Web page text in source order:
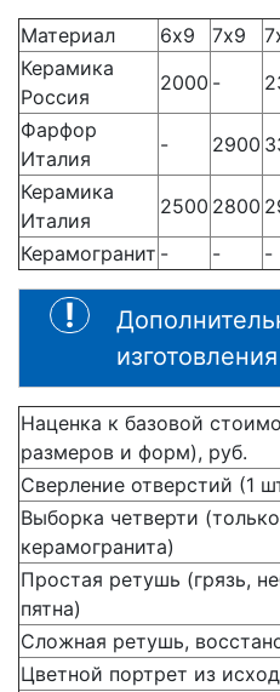
Материал 6х9 7х9
Керамика
Россия
2000 -
Фарфор
Италия
- 2900
Керамика
Италия
2500 2800
Керамогранит - - -
Наценка к базовой
размеров и форм), руб.
Сверление отверстий (1
Выборка четверти
керамогранита)
Простая ретушь (грязь,
пятна)
Сложная ретушь,
Цветной портрет из